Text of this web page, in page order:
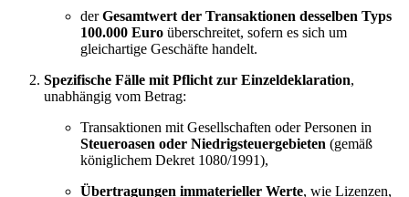
derGesamtwert der Transaktionen desselben Typs
100.000 Euro überschreitet, sofern es sich um
gleichartige Geschäfte handelt.
Spezifische Fälle mit Pflicht zur Einzeldeklaration,
unabhängig vom Betrag:
Transaktionen mit Gesellschaften oder Personen in
Steueroasen oder Niedrigsteuergebieten (gemäß
königlichem Dekret 1080/1991),
Übertragungen immaterieller Werte, wie Lizenzen,